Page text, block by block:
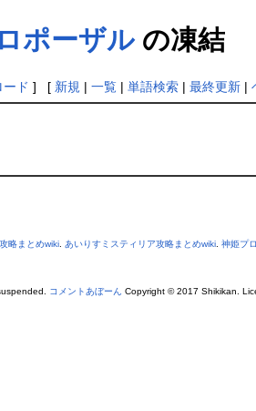
ポーザルの凍結
ード ] [ 新規 | 一覧| 単語検索| 最終更新|
略まとめwiki. あいりすミスティリア攻略まとめwiki. 神姫プ
コメントあぼーん Copyright © 2017 Shikikan.